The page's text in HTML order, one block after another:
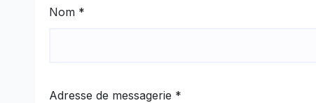
Nom *
Adresse de messagerie *